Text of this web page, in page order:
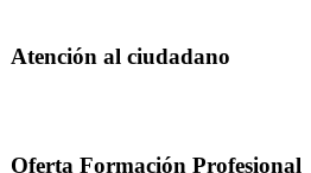
Atención al ciudadano
Oferta Formación Profesional